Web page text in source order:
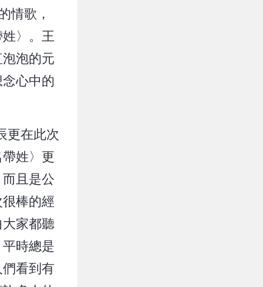
情歌，
〉。王
泡的元
心中的
更在此次
姓〉更
且是公
棒的經
家都聽
時總是
看到有